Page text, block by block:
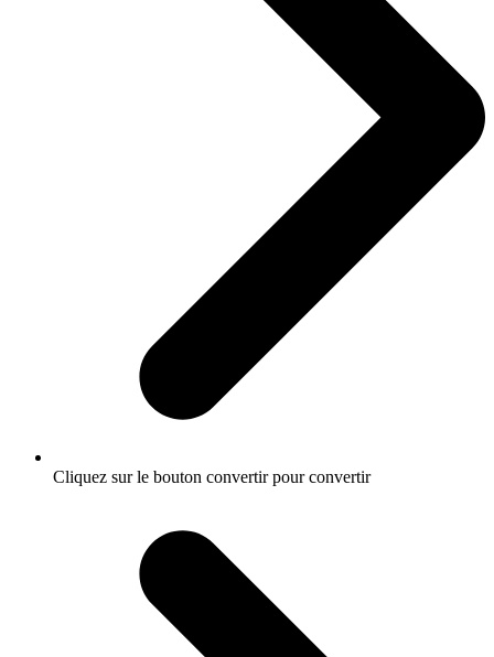
Cliquez sur le bouton convertir pour convertir